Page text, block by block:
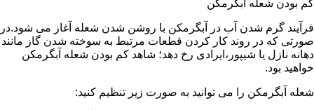
کم بودن شعله آبگرمکن
فرآیند گرم شدن آب در آبگرمکن با روشن شدن شعله آغاز می شود.در
صورتی که در روند کار کردن قطعات مرتبط به سوخته شدن گاز مانند
دهانه نازل یا شیپور،ایرادی رخ دهد؛ شاهد کم بودن شعله آبگرمکن
خواهید بود.
شعله آبگرمکن را می توانید به صورت زیر تنظیم کنید: